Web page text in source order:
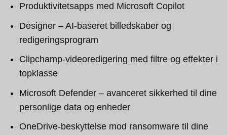
Produktivitetsapps med Microsoft Copilot
Designer – AI-baseret billedskaber og
redigeringsprogram
Clipchamp-videoredigering med filtre og effekter i
topklasse
Microsoft Defender – avanceret sikkerhed til dine
personlige data og enheder
OneDrive-beskyttelse mod ransomware til dine